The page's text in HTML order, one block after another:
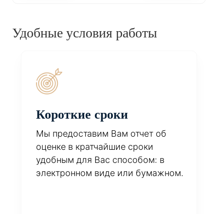
Удобные условия работы
Короткие сроки
Мы предоставим Вам отчет об
оценке в кратчайшие сроки
удобным для Вас способом: в
электронном виде или бумажном.